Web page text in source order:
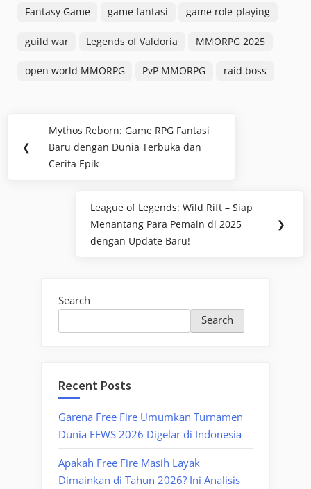
Fantasy Game game fantasi game role-playing
guild war Legends of Valdoria MMORPG 2025
open world MMORPG PvP MMORPG raid boss
navigation
❮
Previous
Post:
Mythos Reborn: Game RPG Fantasi
Baru dengan Dunia Terbuka dan
Cerita Epik
Next
Post:
League of Legends: Wild Rift – Siap
Menantang Para Pemain di 2025
dengan Update Baru!
❯
Search
Search
Recent Posts
Garena Free Fire Umumkan Turnamen
Dunia FFWS 2026 Digelar di Indonesia
Apakah Free Fire Masih Layak
Dimainkan di Tahun 2026? Ini Analisis